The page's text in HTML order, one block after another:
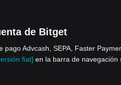
de Bitget
pago Advcash, SEPA, Faster
fiat] en la barra de